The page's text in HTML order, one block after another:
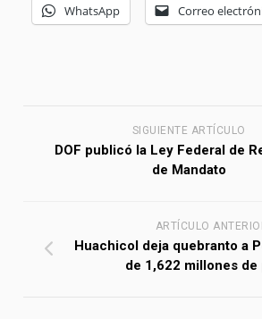
WhatsApp Correo
SIGUIENTE ARTÍCULO
DOF publicó la Ley Federal de
de Mandato
ARTÍCULO
Huachicol deja quebranto a
de 1,622 millones de